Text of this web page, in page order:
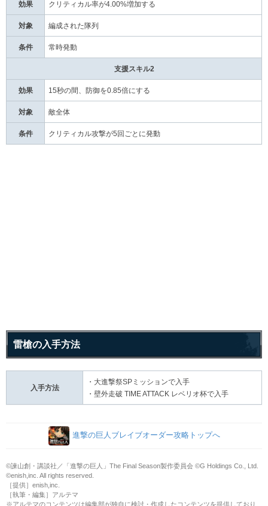
効果 クリティカル率が4.00%増加する
対象 編成された隊列
条件 常時発動
支援スキル2
効果 15秒の間、防御を0.85倍にする
対象 敵全体
条件 クリティカル攻撃が5回ごとに発動
雷槍の入手方法
入手方法
・大進撃祭SPミッションで入手
・壁外走破 TIME ATTACK レベリオ杯で入手
進撃の巨人ブレイブオーダー攻略トップへ
©諫山創・講談社／「進撃の巨人」The Final Season製作委員会 ©G Holdings Co., Ltd.
©enish,inc. All rights reserved.
［提供］enish,inc.
［執筆・編集］アルテマ
※アルテマのコンテンツは編集部が独自に検討・作成したコンテンツを提供しており